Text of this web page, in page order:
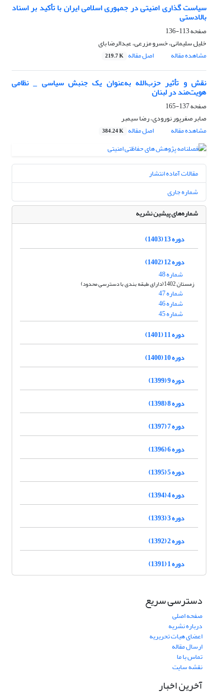
سیاست گذاری امنیتی در جمهوری اسلامی ایران با تأکید بر اسناد
بالادستی
صفحه113-136
خلیل سلیمانی، خسرو مزرعی، عبدالرضا بای
مشاهده مقاله
اصل مقاله 219.7 K
نقش و تأثیر حزب‌الله به‌عنوان یک جنبش سیاسی _ نظامی
هویت‌مند در لبنان
صفحه137-165
صابر صفرپور نورودی، رضا سیمبر
مشاهده مقاله
اصل مقاله 384.24 K
مقالات آماده انتشار
شماره جاری
شماره‌های پیشین نشریه
دوره 13 (1403)
دوره 12 (1402)
شماره 48
زمستان 1402(دارای طبقه بندی با دسترسی محدود)
شماره 47
شماره 46
شماره 45
دوره 11 (1401)
دوره 10 (1400)
دوره 9 (1399)
دوره 8 (1398)
دوره 7 (1397)
دوره 6 (1396)
دوره 5 (1395)
دوره 4 (1394)
دوره 3 (1393)
دوره 2 (1392)
دوره 1 (1391)
دسترسی سریع
صفحه اصلی
درباره نشریه
اعضای هیات تحریریه
ارسال مقاله
تماس با ما
نقشه سایت
آخرین اخبار